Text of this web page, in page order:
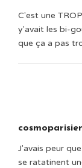
C'est une
y'avait les bi-
que ça a pas
J'avais peur
se ratatinent